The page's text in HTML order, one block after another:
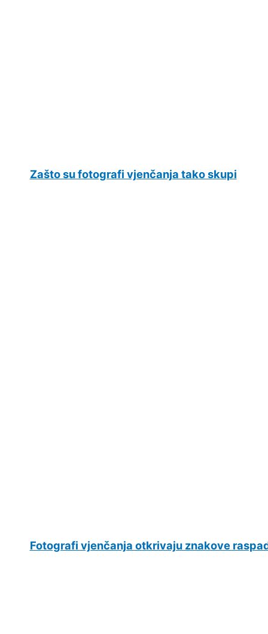
Zašto su fotografi vjenčanja tako skupi
Fotografi vjenčanja otkrivaju znakove